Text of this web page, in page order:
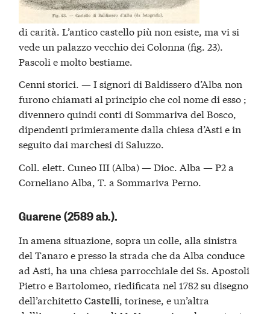
di carità. L’antico castello più non esiste, ma vi si
vede un palazzo vecchio dei Colonna (fig. 23).
Pascoli e molto bestiame.
Cenni storici. — I signori di Baldissero d’Alba non
furono chiamati al principio che col nome di esso ;
divennero quindi conti di Sommariva del Bosco,
dipendenti primieramente dalla chiesa d’Asti e in
seguito dai marchesi di Saluzzo.
Coll. elett. Cuneo III (Alba) — Dioc. Alba — P2 a
Corneliano Alba, T. a Sommariva Perno.
Guarene (2589 ab.).
In amena situazione, sopra un colle, alla sinistra
del Tanaro e presso la strada che da Alba conduce
ad Asti, ha una chiesa parrocchiale dei Ss. Apostoli
Pietro e Bartolomeo, riedificata nel 1782 su disegno
dell’architettoCastelli, torinese, e un’altra